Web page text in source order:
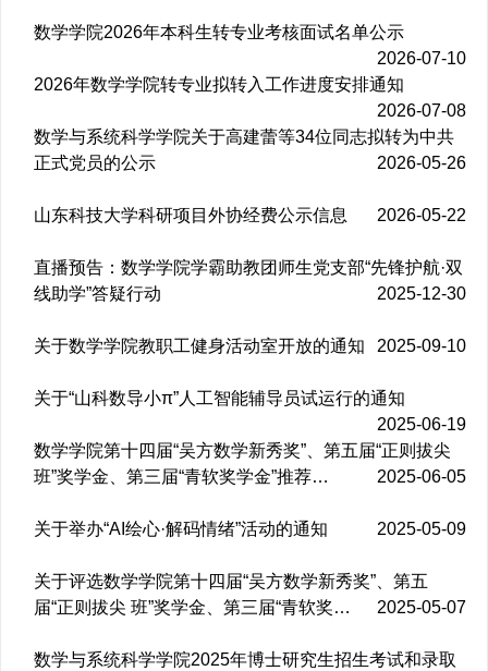
数学学院2026年本科生转专业考核面试名单公示
2026-07-10
2026年数学学院转专业拟转入工作进度安排通知
2026-07-08
数学与系统科学学院关于高建蕾等34位同志拟转为中共
正式党员的公示
2026-05-26
山东科技大学科研项目外协经费公示信息 2026-05-22
直播预告：数学学院学霸助教团师生党支部“先锋护航·双
线助学”答疑行动
2025-12-30
关于数学学院教职工健身活动室开放的通知 2025-09-10
关于“山科数导小π”人工智能辅导员试运行的通知
2025-06-19
数学学院第十四届“吴方数学新秀奖”、第五届“正则拔尖
班”奖学金、第三届“青软奖学金”推荐…
2025-06-05
关于举办“AI绘心·解码情绪”活动的通知 2025-05-09
关于评选数学学院第十四届“吴方数学新秀奖”、第五
届“正则拔尖 班”奖学金、第三届“青软奖…
2025-05-07
数学与系统科学学院2025年博士研究生招生考试和录取